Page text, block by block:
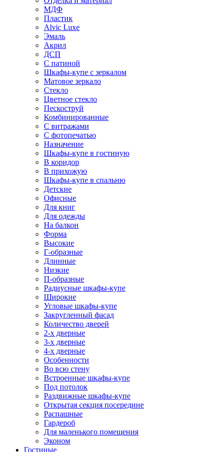
МДФ
Пластик
Alvic Luxe
Эмаль
Акрил
ДСП
С патиной
Шкафы-купе с зеркалом
Матовое зеркало
Стекло
Цветное стекло
Пескоструй
Комбинированные
С витражами
С фотопечатью
Назначение
Шкафы-купе в гостиную
В коридор
В прихожую
Шкафы-купе в спальню
Детские
Офисные
Для книг
Для одежды
На балкон
Форма
Высокие
Г-образные
Длинные
Низкие
П-образные
Радиусные шкафы-купе
Широкие
Угловые шкафы-купе
Закругленный фасад
Количество дверей
2-х дверные
3-х дверные
4-х дверные
Особенности
Во всю стену
Встроенные шкафы-купе
Под потолок
Раздвижные шкафы-купе
Открытая секция посередине
Распашные
Гардероб
Для маленького помещения
Эконом
Гостиные